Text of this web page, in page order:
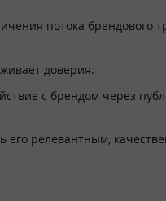
потока брендового
доверия.
с брендом через
его релевантным,